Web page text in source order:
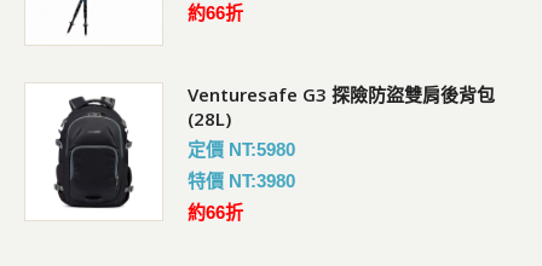
約66折
Venturesafe G3 探險防盜雙肩後背包
(28L)
定價 NT:5980
特價 NT:3980
約66折